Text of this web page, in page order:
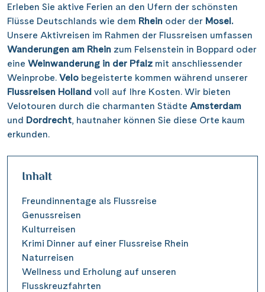
Erleben Sie aktive Ferien an den Ufern der schönsten
Flüsse Deutschlands wie dem Rhein oder der Mosel.
Unsere Aktivreisen im Rahmen der Flussreisen umfassen
Wanderungen am Rhein zum Felsenstein in Boppard oder
eine Weinwanderung in der Pfalz mit anschliessender
Weinprobe. Velo begeisterte kommen während unserer
Flussreisen Holland voll auf Ihre Kosten. Wir bieten
Velotouren durch die charmanten Städte Amsterdam
und Dordrecht, hautnaher können Sie diese Orte kaum
erkunden.
Inhalt
Freundinnentage als Flussreise
Genussreisen
Kulturreisen
Krimi Dinner auf einer Flussreise Rhein
Naturreisen
Wellness und Erholung auf unseren
Flusskreuzfahrten